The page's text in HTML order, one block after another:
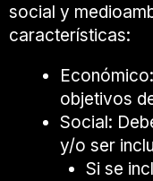
social y
características:
objetivos
Social:
y/o ser
Si se